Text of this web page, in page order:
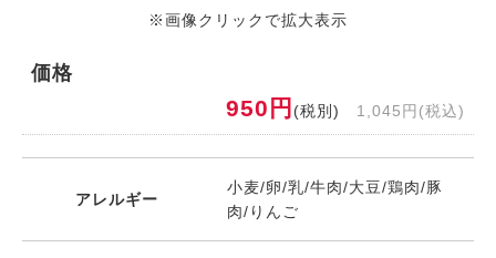
※画像クリックで拡大表示
価格
950円 (税別) 1,045円(税込)
アレルギー
小麦/卵/乳/牛肉/大豆/鶏肉/豚
肉/りんご